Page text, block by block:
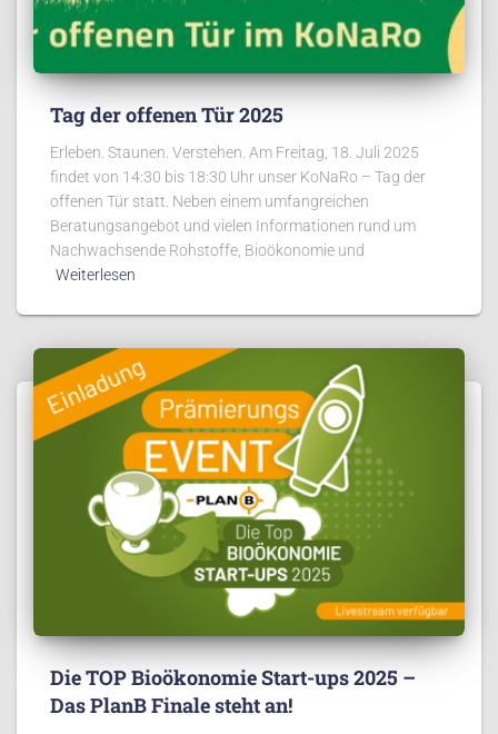
Tag der offenen Tür 2025
Erleben. Staunen. Verstehen. Am Freitag, 18. Juli 2025
findet von 14:30 bis 18:30 Uhr unser KoNaRo – Tag der
offenen Tür statt. Neben einem umfangreichen
Beratungsangebot und vielen Informationen rund um
Nachwachsende Rohstoffe, Bioökonomie und
Weiterlesen
Die TOP Bioökonomie Start-ups 2025 –
Das PlanB Finale steht an!